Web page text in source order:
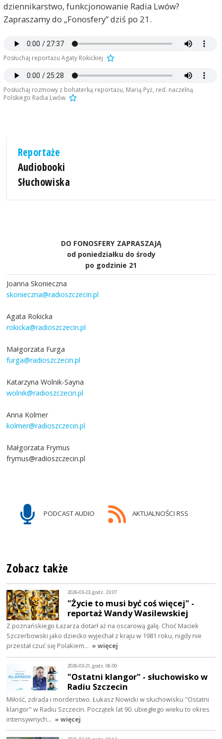
dziennikarstwo, funkcjonowanie Radia Lwów?
Zapraszamy do „Fonosfery” dziś po 21.
Posłuchaj reportażu Agaty Rokickiej
Posłuchaj rozmowy z bohaterką reportażu, Marią Pyż, red. naczelną
Polskiego Radia Lwów
Reportaże
Audiobooki
Słuchowiska
DO FONOSFERY ZAPRASZAJĄ
od poniedziałku do środy
po godzinie 21
Joanna Skonieczna
skonieczna@radioszczecin.pl
Agata Rokicka
rokicka@radioszczecin.pl
Małgorzata Furga
furga@radioszczecin.pl
Katarzyna Wolnik-Sayna
wolnik@radioszczecin.pl
Anna Kolmer
kolmer@radioszczecin.pl
Małgorzata Frymus
frymus@radioszczecin.pl
PODCAST AUDIO AKTUALNOŚCI RSS
Zobacz także
2026-03-23, godz. 23:07
"Życie to musi być coś więcej" -
reportaż Wandy Wasilewskiej
Z poznańskiego Łazarza dotarł aż na oscarową galę. Choć Maciek
Szczerbowski jako dziecko wyjechał z kraju w 1981 roku, nigdy nie
przestał czuć się Polakiem… » więcej
2026-03-21, godz. 06:00
"Ostatni klangor" - słuchowisko w
Radiu Szczecin
Miłość, zdrada i morderstwo. Łukasz Nowicki w słuchowisku "Ostatni
klangor" w Radiu Szczecin. Początek lat 90. ubiegłego wieku to okres
intensywnych… » więcej